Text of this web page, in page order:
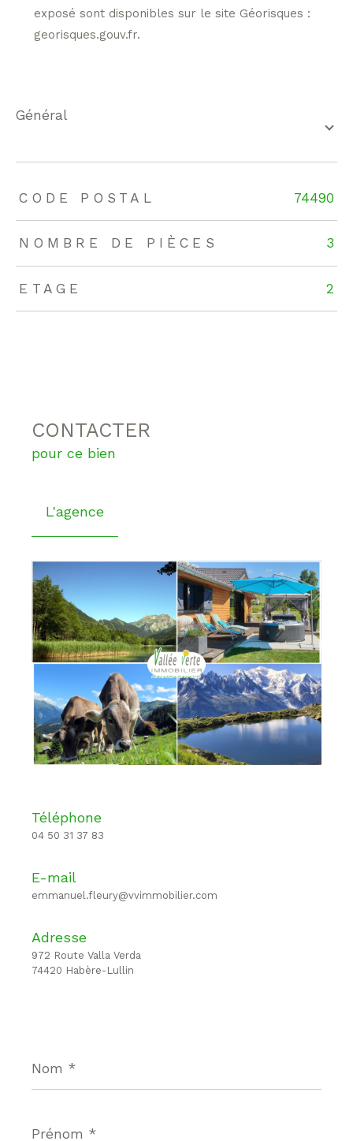
exposé sont disponibles sur le site Géorisques :
georisques.gouv.fr.
général
TRAD_ZEPHYR_Caracteristique TRAD_ZEPHYR_Valeurs
CODE POSTAL 74490
NOMBRE DE PIÈCES 3
ETAGE 2
CONTACTER
pour ce bien
L'agence
Téléphone
04 50 31 37 83
E-mail
emmanuel.fleury@vvimmobilier.com
Adresse
972 Route Valla Verda
74420 Habère-Lullin
*
*